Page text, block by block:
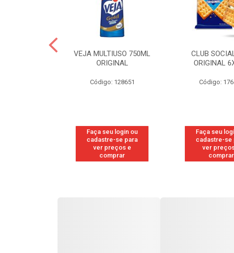
VEJA MULTIUSO 750ML
ORIGINAL
Código: 128651
Faça seu login ou
cadastre-se para
ver preços e
comprar
CLUB
ORIGINAL
Código:
Faça seu
cadastre-se
ver
comprar